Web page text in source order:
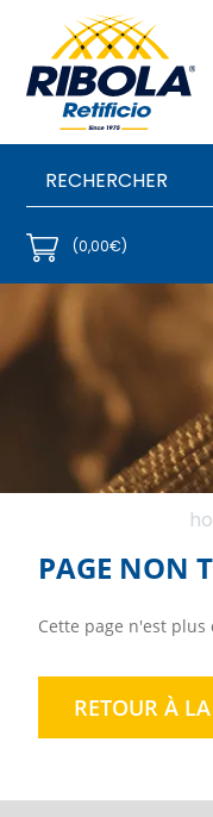
(0,00€)
PAGE NON
Cette page n'est
RETOUR À